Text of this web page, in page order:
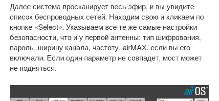
Далее система просканирует весь эфир, и вы увидите
список беспроводных сетей. Находим свою и кликаем по
кнопке «Select». Указываем все те же самые настройки
безопасности, что и у первой антенны: тип шифрования,
пароль, ширину канала, частоту, airMAX, если вы его
включали. Если один параметр не совпадет, мост может
не подняться.